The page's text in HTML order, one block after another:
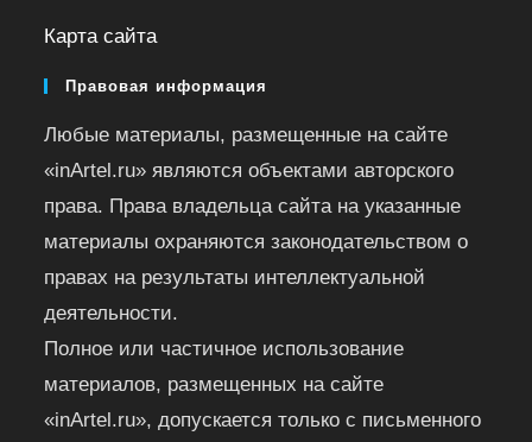
Карта сайта
Правовая информация
Любые материалы, размещенные на сайте
«inArtel.ru» являются объектами авторского
права. Права владельца сайта на указанные
материалы охраняются законодательством о
правах на результаты интеллектуальной
деятельности.
Полное или частичное использование
материалов, размещенных на сайте
«inArtel.ru», допускается только с письменного